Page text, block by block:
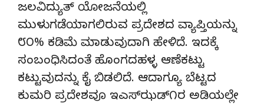
ಜಲವಿದ್ಯುತ್ ಯೋಜನೆಯಲ್ಲಿ
ಮುಳುಗಡೆಯಾಗಲಿರುವ ಪ್ರದೇಶದ ವ್ಯಾಪ್ತಿಯನ್ನು
೮೦% ಕಡಿಮೆ ಮಾಡುವುದಾಗಿ ಹೇಳಿದೆ. ಇದಕ್ಕೆ
ಸಂಬಂಧಿಸಿದಂತೆ ಹೊಂಗದಹಳ್ಳ ಆಣೆಕಟ್ಟು
ಕಟ್ಟುವುದನ್ನು ಕೈ ಬಿಡಲಿದೆ. ಆದಾಗ್ಯೂ ಬೆಟ್ಟದ
ಕುಮರಿ ಪ್ರದೇಶವೂ ಇಎಸ್‌ಝಡ್೧ರ ಅಡಿಯಲ್ಲೇ